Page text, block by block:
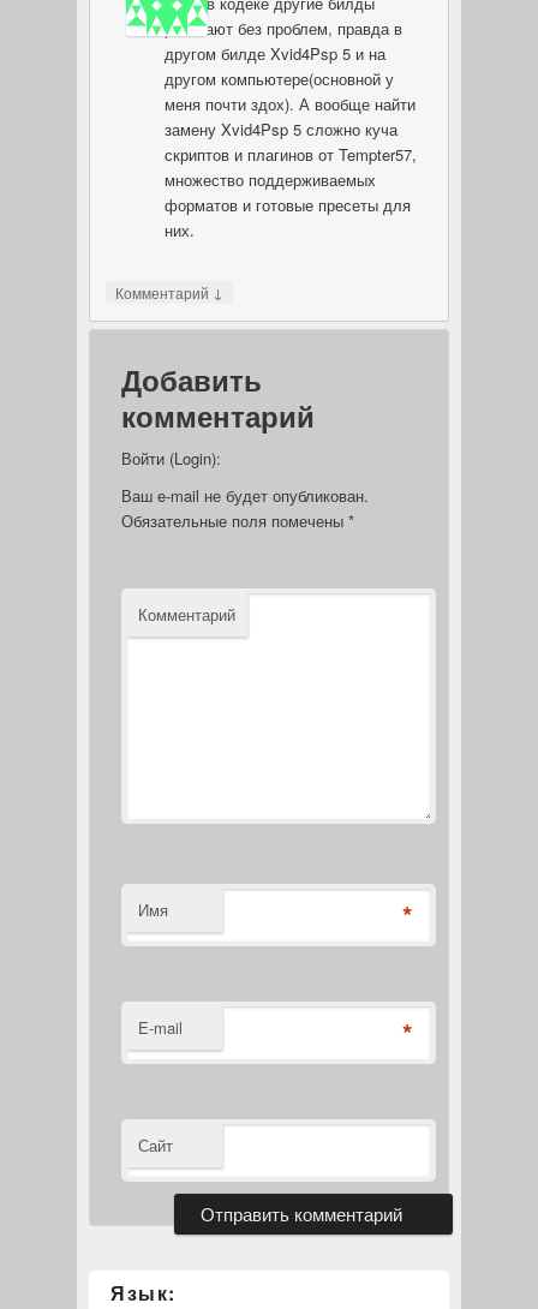
работают без проблем, правда в
другом билде Xvid4Psp 5 и на
другом компьютере(основной у
меня почти здох). А вообще найти
замену Xvid4Psp 5 сложно куча
скриптов и плагинов от Tempter57,
множество поддерживаемых
форматов и готовые пресеты для
них.
Комментарий ↓
Добавить
комментарий
Войти (Login):
Ваш e-mail не будет опубликован.
Обязательные поля помечены *
Комментарий
Имя *
E-mail *
Сайт
Язык: